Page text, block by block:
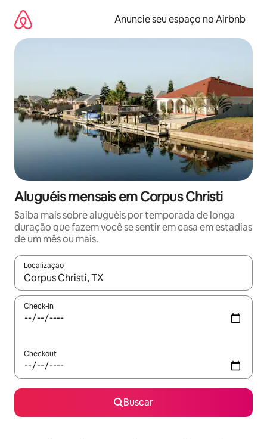
para
conteúdo
Anuncie seu espaço no Airbnb
Aluguéis mensais em Corpus Christi
Saiba mais sobre aluguéis por temporada de longa
duração que fazem você se sentir em casa em estadias
de um mês ou mais.
Localização
Quando os resultados estiverem disponíveis, explore-os
Check-in
Checkout
Buscar